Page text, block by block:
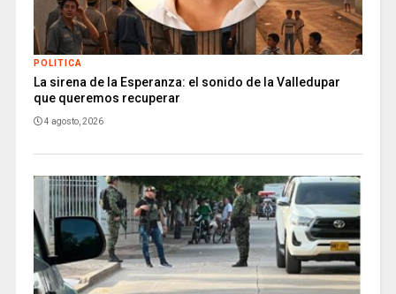
POLITICA
La sirena de la Esperanza: el sonido de la Valledupar
que queremos recuperar
4 agosto, 2026